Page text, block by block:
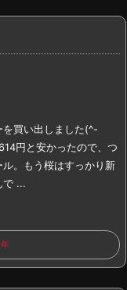
買い出しました(^-
円と安かったので、つ
。
もう桜はすっかり新
で ...